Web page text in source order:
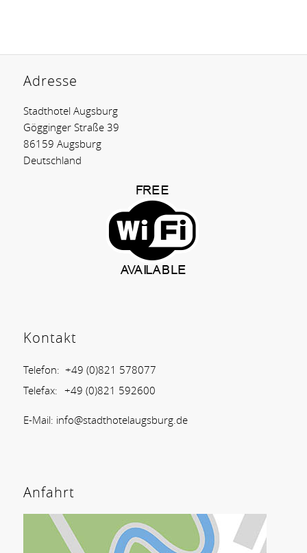
Adresse
Stadthotel Augsburg
Gögginger Straße 39
86159 Augsburg
Deutschland
Kontakt
Telefon: +49 (0)821 578077
Telefax: +49 (0)821 592600
E-Mail: info@stadthotelaugsburg.de
Anfahrt